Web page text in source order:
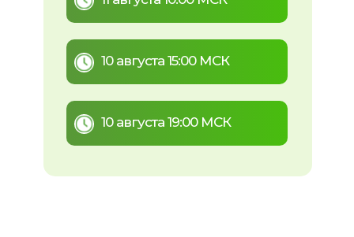
10 августа 15:00 МСК
10 августа 19:00 МСК